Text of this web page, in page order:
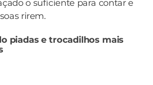
o suficiente para contar e
rirem.
piadas e trocadilhos mais